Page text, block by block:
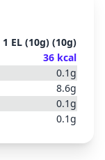
1 EL (10g) (10g)
36 kcal
0.1g
8.6g
0.1g
0.1g